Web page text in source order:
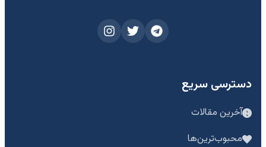
دسترسی سریع
آخرین مقالات
محبوب‌ترین‌ها